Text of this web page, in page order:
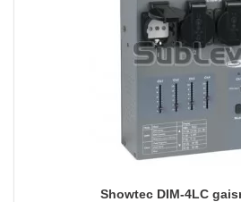
Showtec DIM-4LC